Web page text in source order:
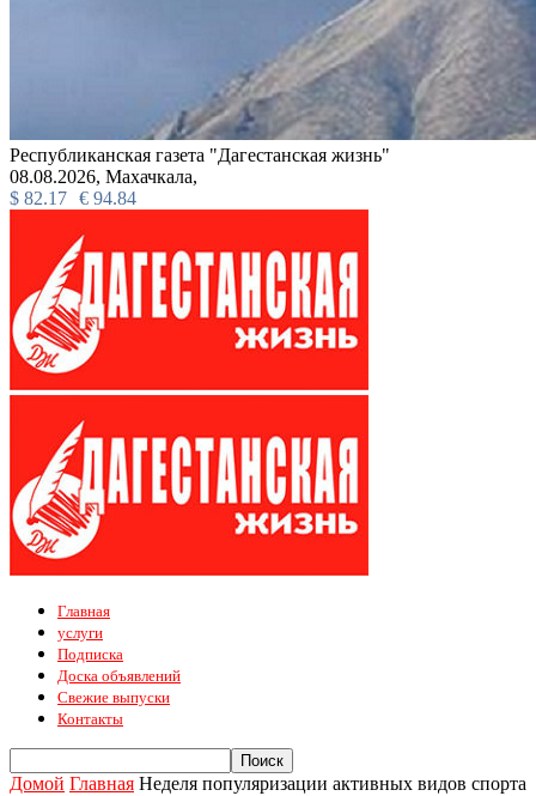
Республиканская газета "Дагестанская жизнь"
08.08.2026, Махачкала,
$ 82.17 € 94.84
Главная
услуги
Подписка
Доска объявлений
Свежие выпуски
Контакты
Домой Главная Неделя популяризации активных видов спорта